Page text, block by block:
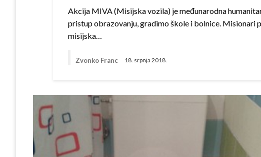
Akcija MIVA (Misijska vozila) je međunarodna
pristup obrazovanju, gradimo škole i bolnice. Misionari
misijska…
Zvonko Franc 18. srpnja 2018.